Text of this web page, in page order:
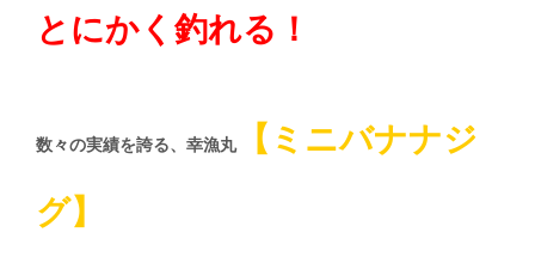
とにかく釣れる！
数々の実績を誇る、幸漁丸【ミニバナナジ
グ】